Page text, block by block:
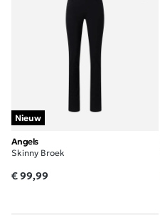
Nieuw
Angels
Skinny Broek
€ 99,99